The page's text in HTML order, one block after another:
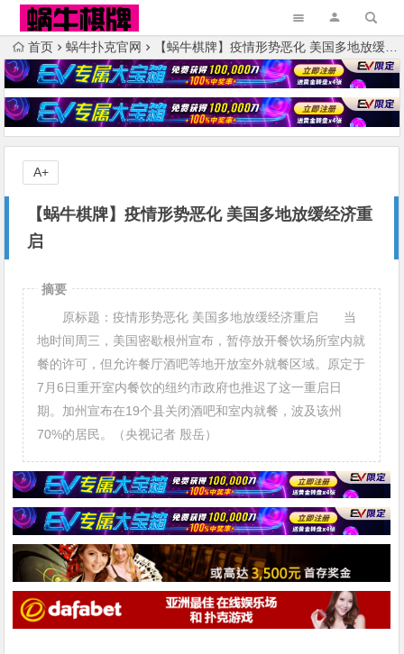
首页 蜗牛扑克官网 【蜗牛棋牌】疫情形势恶化 美国多地放缓经济重启
【蜗牛棋牌】疫情形势恶化 美国多地放缓经济重
启
A+
摘要
原标题：疫情形势恶化 美国多地放缓经济重启 当
地时间周三，美国密歇根州宣布，暂停放开餐饮场所室内就
餐的许可，但允许餐厅酒吧等地开放室外就餐区域。原定于
7月6日重开室内餐饮的纽约市政府也推迟了这一重启日
期。加州宣布在19个县关闭酒吧和室内就餐，波及该州
70%的居民。（央视记者 殷岳）